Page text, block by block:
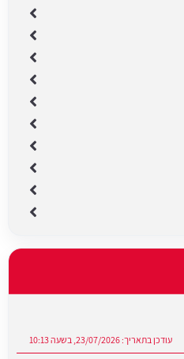
עודכן בתאריך: 23/07/2026, בשעה 09:11